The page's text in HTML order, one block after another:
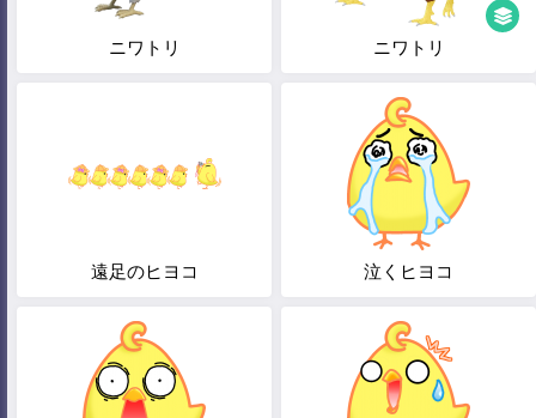
ニワトリ ニワトリ
遠足のヒヨコ 泣くヒヨコ